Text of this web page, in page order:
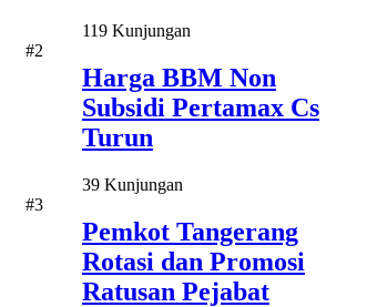
119 Kunjungan
#2
Harga BBM Non
Subsidi Pertamax Cs
Turun
39 Kunjungan
#3
Pemkot Tangerang
Rotasi dan Promosi
Ratusan Pejabat